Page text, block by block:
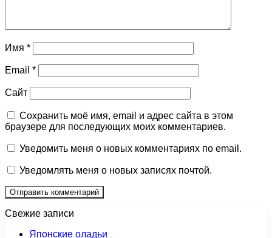
Имя *
Email *
Сайт
Сохранить моё имя, email и адрес сайта в этом
браузере для последующих моих комментариев.
Уведомить меня о новых комментариях по email.
Уведомлять меня о новых записях почтой.
Свежие записи
Японские оладьи